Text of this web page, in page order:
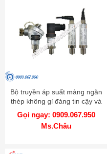
Bộ truyền áp suất màng ngăn
thép không gỉ đáng tin cậy và
chính xác cao - Model TPS20
Gọi ngay: 0909.067.950
Ms.Châu